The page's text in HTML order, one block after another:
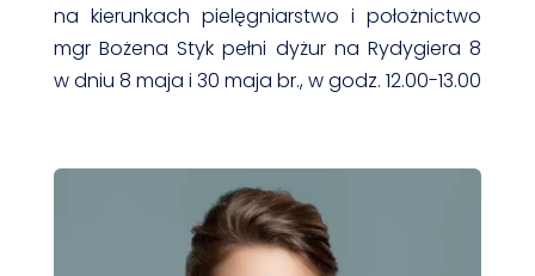
na kierunkach pielęgniarstwo i położnictwo
mgr Bożena Styk pełni dyżur na Rydygiera 8
w dniu 8 maja i 30 maja br., w godz. 12.00-13.00